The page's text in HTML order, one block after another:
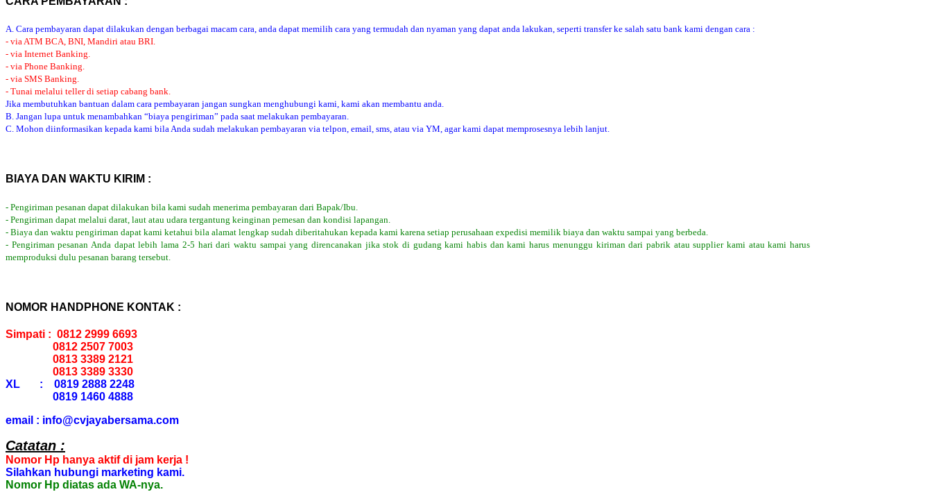
A. Cara pembayaran dapat dilakukan dengan berbagai macam cara, anda dapat memilih cara yang termudah dan nyaman yang dapat anda lakukan, seperti transfer ke salah satu bank kami dengan cara :
- via ATM BCA, BNI, Mandiri atau BRI.
- via Internet Banking.
- via Phone Banking.
- via SMS Banking.
- Tunai melalui teller di setiap cabang bank.
Jika membutuhkan bantuan dalam cara pembayaran jangan sungkan menghubungi kami, kami akan membantu anda.
B. Jangan lupa untuk menambahkan “biaya pengiriman” pada saat melakukan pembayaran.
C. Mohon diinformasikan kepada kami bila Anda sudah melakukan pembayaran via telpon, email, sms, atau via YM, agar kami dapat memprosesnya lebih lanjut.
BIAYA DAN WAKTU KIRIM :
- Pengiriman pesanan dapat dilakukan bila kami sudah menerima pembayaran dari Bapak/Ibu.
- Pengiriman dapat melalui darat, laut atau udara tergantung keinginan pemesan dan kondisi lapangan.
- Biaya dan waktu pengiriman dapat kami ketahui bila alamat lengkap sudah diberitahukan kepada kami karena setiap perusahaan expedisi memilik biaya dan waktu sampai yang berbeda.
- Pengiriman pesanan Anda dapat lebih lama 2-5 hari dari waktu sampai yang direncanakan jika stok di gudang kami habis dan kami harus menunggu kiriman dari pabrik atau supplier kami atau kami harus
memproduksi dulu pesanan barang tersebut.
NOMOR HANDPHONE KONTAK :
Simpati : 0812 2999 6693
0812 2507 7003
0813 3389 2121
0813 3389 3330
XL : 0819 2888 2248
0819 1460 4888
email : info@cvjayabersama.com
Catatan :
Nomor Hp hanya aktif di jam kerja !
Silahkan hubungi marketing kami.
Nomor Hp diatas ada WA-nya.